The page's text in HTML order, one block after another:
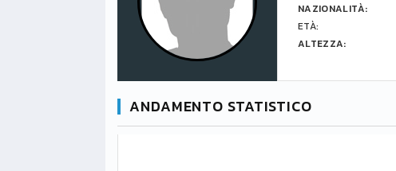
NAZIONALITÀ:
ETÀ:
ALTEZZA:
ANDAMENTO STATISTICO